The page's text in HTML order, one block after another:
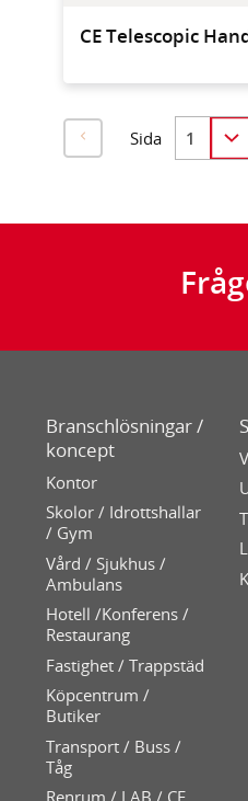
CE Telescopic
Sida
Branschlösningar /
koncept
Kontor
Skolor / Idrottshallar
/ Gym
Vård / Sjukhus /
Ambulans
Hotell /Konferens /
Restaurang
Fastighet / Trappstäd
Köpcentrum /
Butiker
Transport / Buss /
Tåg